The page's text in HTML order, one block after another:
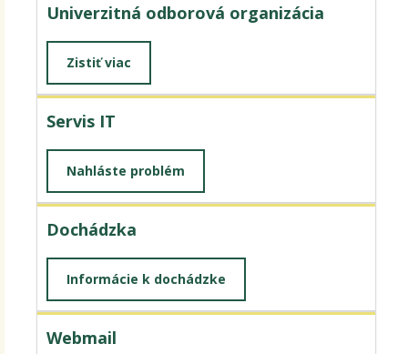
Univerzitná odborová organizácia
Zistiť viac
Servis IT
Nahláste problém
Dochádzka
Informácie k dochádzke
Webmail